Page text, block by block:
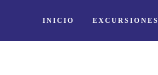
INICIO EXCURSIONES